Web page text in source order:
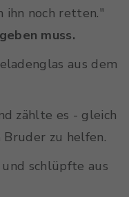
ihn noch retten."
muss.
aus dem
zählte es - gleich
zu helfen.
schlüpfte aus